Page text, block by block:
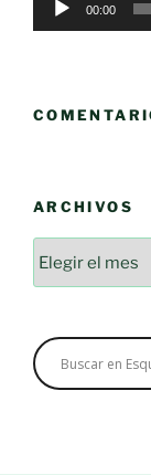
00:00
ARCHIVOS